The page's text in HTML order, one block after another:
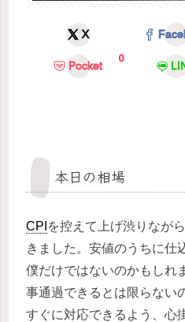
X
Pocket
0
本日の相場
CPI を控えて上げ渋りなが
きました。安値のうちに仕
僕だけではないのかもしれ
事通過できるとは限らない
すぐに対応できるよう、心